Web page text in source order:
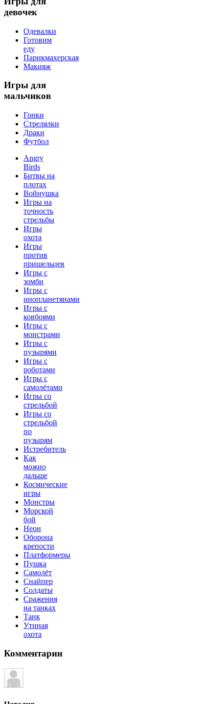
девочек
Одевалки
Готовим
еду
Парикмахерская
Макияж
Игры для
мальчиков
Гонки
Стрелялки
Драки
Футбол
Angry
Birds
Битвы на
плотах
Войнушка
Игры на
точность
стрельбы
Игры
охота
Игры
против
пришельцев
Игры с
зомби
Игры с
инопланетянами
Игры с
ковбоями
Игры с
монстрами
Игры с
пузырями
Игры с
роботами
Игры с
самолётами
Игры со
стрельбой
Игры со
стрельбой
по
пузырям
Истребитель
Как
можно
дальше
Космические
игры
Монстры
Морской
бой
Неон
Оборона
крепости
Платформеры
Пушка
Самолёт
Снайпер
Солдаты
Сражения
на танках
Танк
Утиная
охота
Комментарии